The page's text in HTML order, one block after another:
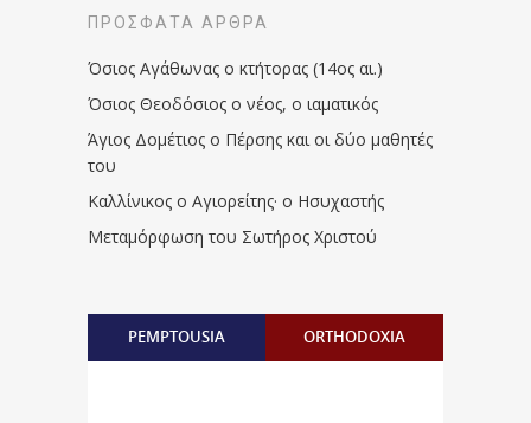
ΠΡΌΣΦΑΤΑ ΆΡΘΡΑ
Όσιος Αγάθωνας ο κτήτορας (14ος αι.)
Όσιος Θεοδόσιος ο νέος, ο ιαματικός
Άγιος Δομέτιος ο Πέρσης και οι δύο μαθητές
του
Καλλίνικος ο Αγιορείτης · ο Ησυχαστής
Μεταμόρφωση του Σωτήρος Χριστού
PEMPTOUSIA ORTHODOXIA